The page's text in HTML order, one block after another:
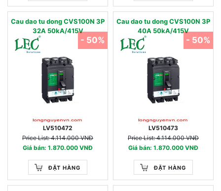
Cau dao tu dong CVS100N 3P
32A 50kA/415V
LV510472
Price List: 4.114.000 VNĐ
Giá bán: 1.870.000 VNĐ
ĐẶT HÀNG
- 50%
Cau dao tu dong CVS100N 3P
40A 50kA/415V
LV510473
Price List: 4.114.000 VNĐ
Giá bán: 1.870.000 VNĐ
ĐẶT HÀNG
- 50%